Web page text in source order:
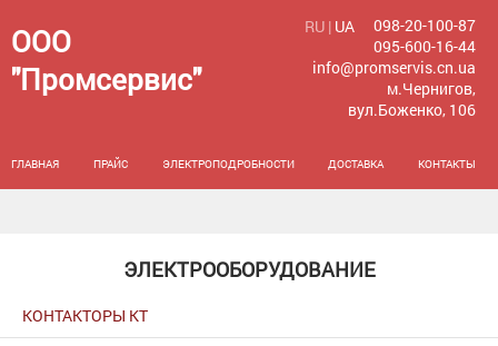
ООО
"Промсервис"
RU | UA
098-20-100-87
095-600-16-44
info@promservis.cn.ua
м.Чернигов,
вул.Боженко, 106
ГЛАВНАЯ ПРАЙС ЭЛЕКТРОПОДРОБНОСТИ ДОСТАВКА КОНТАКТЫ
ЭЛЕКТРООБОРУДОВАНИЕ
КОНТАКТОРЫ КТ